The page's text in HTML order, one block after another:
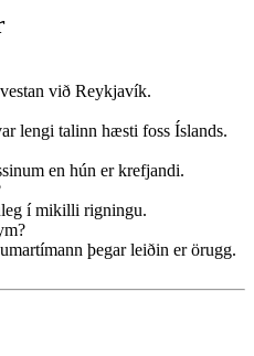
við Reykjavík.
lengi talinn hæsti foss Íslands.
en hún er krefjandi.
í mikilli rigningu.
þegar leiðin er örugg.